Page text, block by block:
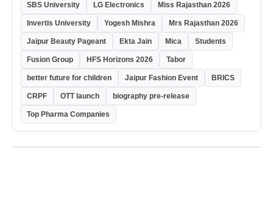
SBS University LG Electronics Miss Rajasthan 2026
Invertis University Yogesh Mishra Mrs Rajasthan 2026
Jaipur Beauty Pageant Ekta Jain Mica Students
Fusion Group HFS Horizons 2026 Tabor
better future for children Jaipur Fashion Event BRICS
CRPF OTT launch biography pre-release
Top Pharma Companies